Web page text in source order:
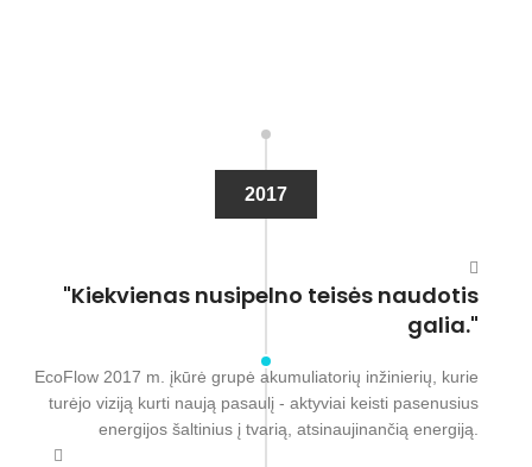
2017
"Kiekvienas nusipelno teisės naudotis
galia."
EcoFlow 2017 m. įkūrė grupė akumuliatorių inžinierių, kurie
turėjo viziją kurti naują pasaulį - aktyviai keisti pasenusius
energijos šaltinius į tvarią, atsinaujinančią energiją.